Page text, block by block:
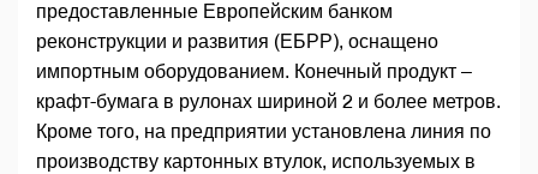
предоставленные Европейским банком
реконструкции и развития (ЕБРР), оснащено
импортным оборудованием. Конечный продукт –
крафт-бумага в рулонах шириной 2 и более метров.
Кроме того, на предприятии установлена линия по
производству картонных втулок, используемых в